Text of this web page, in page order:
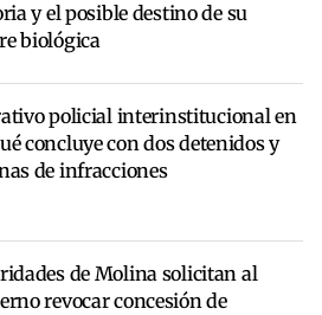
y el posible destino de su
biológica
policial interinstitucional en
concluye con dos detenidos y
de infracciones
de Molina solicitan al
revocar concesión de